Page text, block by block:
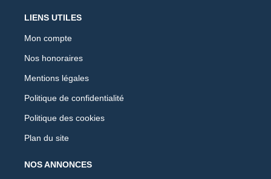
LIENS UTILES
Mon compte
Nos honoraires
Mentions légales
Politique de confidentialité
Politique des cookies
Plan du site
NOS ANNONCES